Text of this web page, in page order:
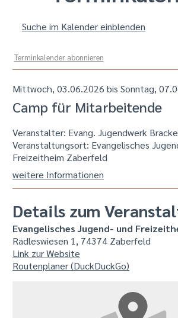
Suche im Kalender einblenden
Terminkalender abonnieren
Mittwoch, 03.06.2026 bis Sonntag,
Camp für Mitarbeitende
Veranstalter: Evang. Jugendwerk
Veranstaltungsort: Evangelisches
Freizeitheim Zaberfeld
weitere Informationen
Details zum
Evangelisches Jugend- und
Rädleswiesen 1, 74374 Zaberfeld
Link zur Website
Routenplaner (DuckDuckGo)